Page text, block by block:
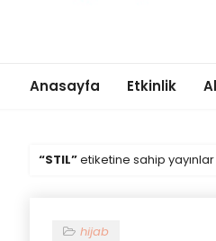
Anasayfa Etkinlik
STIL etiketine sahip
hijab